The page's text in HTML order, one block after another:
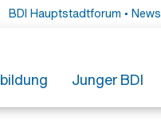
BDI Hauptstadtforum •
Junger BDI